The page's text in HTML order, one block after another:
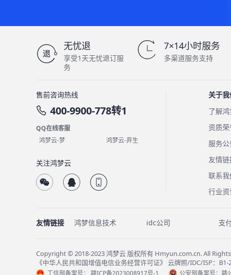
无忧退
享受1天无忧退订服
务
7×14小时服务
多渠道服务支持
售前咨询热线
400-9900-778转1
QQ在线客服
鸿梦云-梦
鸿梦云-弃生
关注鸿梦云
关于
了解
资质
服务
友情
联系我
行业
友情链接 鸿梦信息技术 idc公司 支
Copyright © 2018-2023 鸿梦云 版权所有 Hmyun.com.cn. All
《中华人民共和国增值电信业务经营许可证》 云牌照/IDC/ISP：